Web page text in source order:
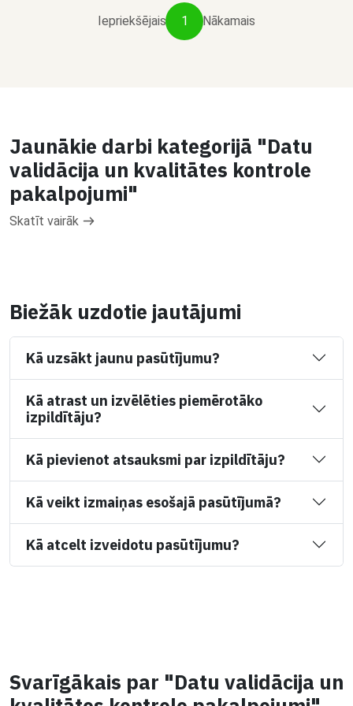
Iepriekšējais 1 Nākamais
Jaunākie darbi kategorijā "Datu
validācija un kvalitātes kontrole
pakalpojumi"
Skatīt vairāk
Biežāk uzdotie jautājumi
Kā uzsākt jaunu pasūtījumu?
Kā atrast un izvēlēties piemērotāko
izpildītāju?
Kā pievienot atsauksmi par izpildītāju?
Kā veikt izmaiņas esošajā pasūtījumā?
Kā atcelt izveidotu pasūtījumu?
Svarīgākais par "Datu validācija un